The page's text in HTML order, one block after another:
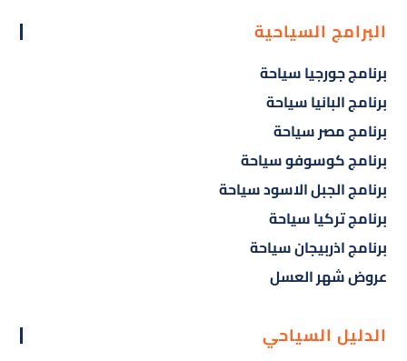
البرامج السياحية
برنامج جورجيا سياحة
برنامج البانيا سياحة
برنامج مصر سياحة
برنامج كوسوفو سياحة
برنامج الجبل الاسود سياحة
برنامج تركيا سياحة
برنامج اذربيجان سياحة
عروض شهر العسل
الدليل السياحي